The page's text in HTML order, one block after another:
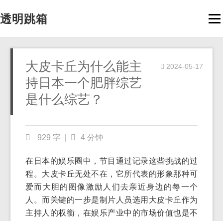
透明跳箱
大皮卡丘为什么能主
持日本一个肥胖综艺
是什么综艺？
2024-05-17
929 字 4 分钟
在日本的娱乐圈中，节目通过记录这些挑战的过
程。大皮卡丘无处不在，它所代表的形象那种可
爱而大胆的图像激励人们去亲近身边的每一个
人。而关键的一步是制片人员选用大皮卡丘作为
主持人的权衡，在娱乐产业中的市场价值也是不